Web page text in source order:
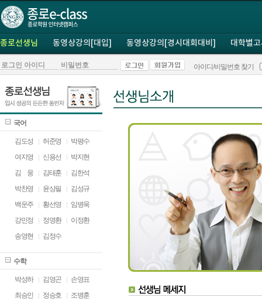
종로선생님 동영상강의[대입] 동영상강의[경시대회대비] 대학별
아이디/비밀번호 찾기
국어
김도성 허준영
박평수
여지영
신용선
박지현
김
웅 김태훈
김한석
박찬영
윤상필
김성규
백운주
황선영
임병욱
강민정
정명환
이정환
송영현
김정수
수학
박성하 김영곤
손영표
최승인
정승호
조병훈